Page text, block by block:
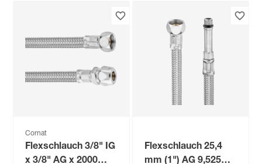
Cornat
Flexschlauch 3/8" IG
x 3/8" AG x 2000
Flexschlauch 25,4
mm (1") AG 9,525